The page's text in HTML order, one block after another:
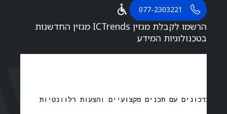
077-2303221
הרשמו לקבלת מגזין ICTrends מגזין החדשנות
בטכנולוגיות המידע